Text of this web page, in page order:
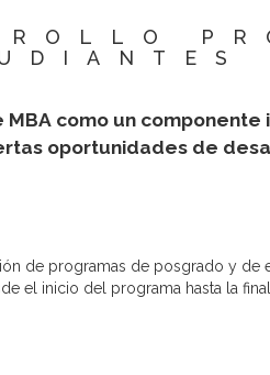
como un
oportunidades de
de programas de posgrado y de
el inicio del programa hasta la